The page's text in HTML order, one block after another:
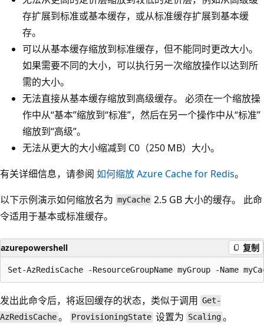
存扩展到标准或基本缓存，或从标准缓存扩展到基本缓
存。
可以从基本缓存缩放到标准缓存，但不能同时更改大小。
如果需要不同的大小，可以执行另一次缩放操作以达到所
需的大小。
无法直接从基本缓存缩放到高级缓存。 必须在一个缩放操
作中从“基本”缩放到“标准”，然后在另一个操作中从“标准”
缩放到“高级”。
无法从更大的大小缩减到 C0（250 MB）大小。
有关详细信息，请参阅 如何缩放 Azure Cache for Redis。
以下示例演示如何缩放名为 myCache 2.5 GB 大小的缓存。 此命
令适用于基本或标准缓存。
azurepowershell 复制
发出此命令后，将返回缓存的状态，类似于调用 Get-
AzRedisCache。 ProvisioningState 设置为 Scaling。